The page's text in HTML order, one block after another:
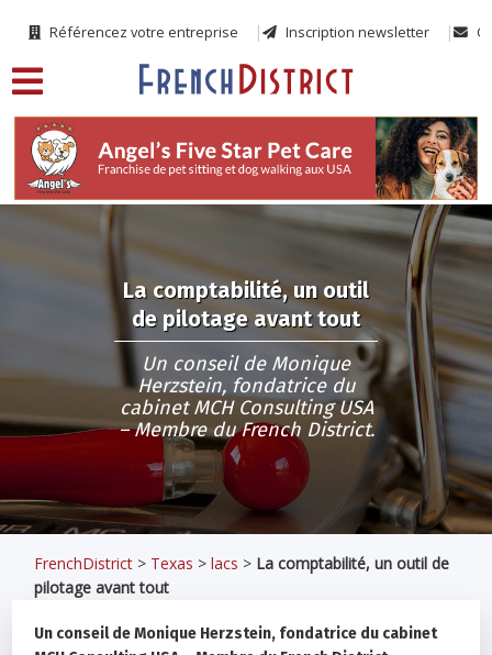
Référencez votre entreprise Inscription newsletter
La comptabilité, un outil
de pilotage avant tout
Un conseil de Monique
Herzstein, fondatrice du
cabinet MCH Consulting USA
– Membre du French District.
FrenchDistrict > Texas >lacs > La comptabilité, un outil de
pilotage avant tout
Un conseil de Monique Herzstein, fondatrice du cabinet